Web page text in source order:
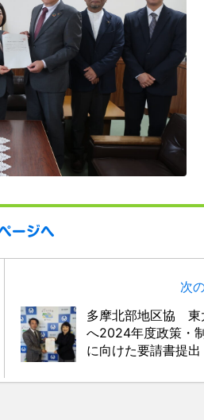
ージへ
次
多摩北部地区協 東
へ2024年度政策・
に向けた要請書提出